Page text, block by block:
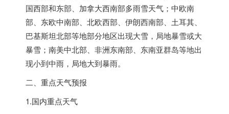
国西部和东部、加拿大西南部多雨雪天气；中欧南
部、东欧中南部、北欧西部、伊朗西南部、土耳其、
巴基斯坦北部等地部分地区出现大雪，局地暴雪或大
暴雪；南美中北部、非洲东南部、东南亚群岛等地出
现小到中雨，局地大到暴雨。
二、重点天气预报
1.国内重点天气